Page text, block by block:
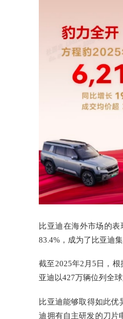
比亚迪在海外市场的
83.4%，成为了比亚迪
截至2025年2月5日，
亚迪以427万辆位列全
比亚迪能够取得如此优
迪拥有自主研发的刀片